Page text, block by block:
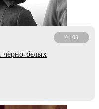
04.03
чёрно-белых